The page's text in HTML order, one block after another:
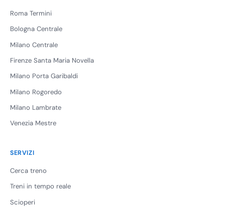
Roma Termini
Bologna Centrale
Milano Centrale
Firenze Santa Maria Novella
Milano Porta Garibaldi
Milano Rogoredo
Milano Lambrate
Venezia Mestre
SERVIZI
Cerca treno
Treni in tempo reale
Scioperi